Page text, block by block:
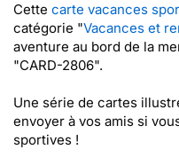
Cette carte vacances
catégorie "Vacances et
aventure au bord de la
"CARD-2806".
Une série de cartes
envoyer à vos amis si
sportives !